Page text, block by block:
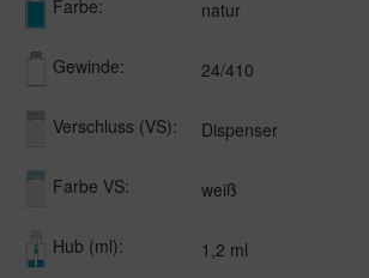
Farbe: natur
Gewinde: 24/410
Verschluss (VS): Dispenser
Farbe VS: weiß
Hub (ml): 1,2 ml